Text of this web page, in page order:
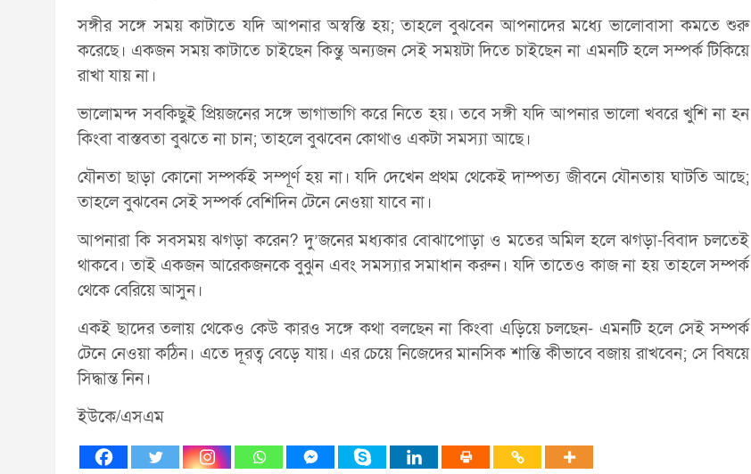
সঙ্গীর সঙ্গে সময় কাটাতে যদি আপনার অস্বস্তি হয়; তাহলে বুঝবেন আপনাদের মধ্যে ভালোবাসা কমতে শুরু
করেছে। একজন সময় কাটাতে চাইছেন কিন্তু অন্যজন সেই সময়টা দিতে চাইছেন না এমনটি হলে সম্পর্ক টিকিয়ে
রাখা যায় না।
ভালোমন্দ সবকিছুই প্রিয়জনের সঙ্গে ভাগাভাগি করে নিতে হয়। তবে সঙ্গী যদি আপনার ভালো খবরে খুশি না হন
কিংবা বাস্তবতা বুঝতে না চান; তাহলে বুঝবেন কোথাও একটা সমস্যা আছে।
যৌনতা ছাড়া কোনো সম্পর্কই সম্পূর্ণ হয় না। যদি দেখেন প্রথম থেকেই দাম্পত্য জীবনে যৌনতায় ঘাটতি আছে;
তাহলে বুঝবেন সেই সম্পর্ক বেশিদিন টেনে নেওয়া যাবে না।
আপনারা কি সবসময় ঝগড়া করেন? দু’জনের মধ্যকার বোঝাপোড়া ও মতের অমিল হলে ঝগড়া-বিবাদ চলতেই
থাকবে। তাই একজন আরেকজনকে বুঝুন এবং সমস্যার সমাধান করুন। যদি তাতেও কাজ না হয় তাহলে সম্পর্ক
থেকে বেরিয়ে আসুন।
একই ছাদের তলায় থেকেও কেউ কারও সঙ্গে কথা বলছেন না কিংবা এড়িয়ে চলছেন- এমনটি হলে সেই সম্পর্ক
টেনে নেওয়া কঠিন। এতে দূরত্ব বেড়ে যায়। এর চেয়ে নিজেদের মানসিক শান্তি কীভাবে বজায় রাখবেন; সে বিষয়ে
সিদ্ধান্ত নিন।
ইউকে/এসএম